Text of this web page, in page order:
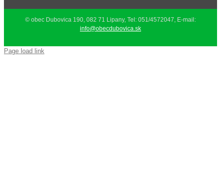
© obec Dubovica 190, 082 71 Lipany, Tel: 051/4572047, E-mail:
info@obecdubovica.sk
Page load link